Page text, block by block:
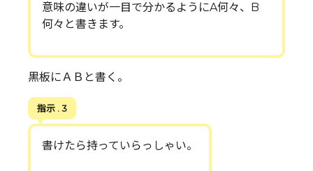
意味の違いが一目で分かるようにA何々、B
何々と書きます。
黒板にＡＢと書く。
指示 . 3
書けたら持っていらっしゃい。